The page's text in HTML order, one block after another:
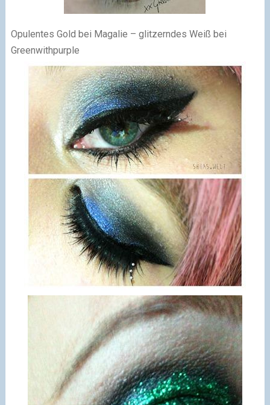
Opulentes Gold bei Magalie – glitzerndes Weiß bei
Greenwithpurple